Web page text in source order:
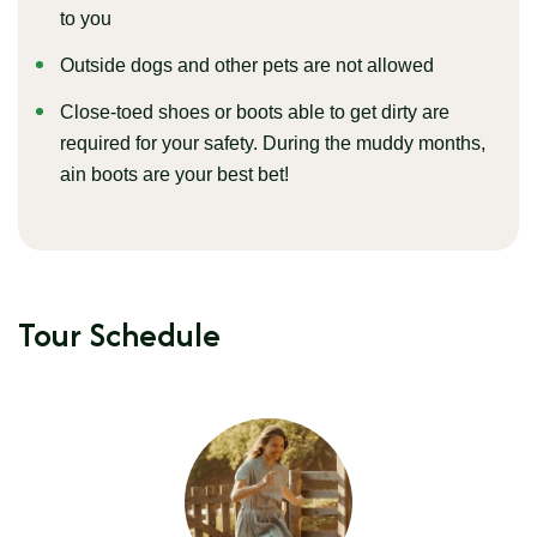
to you
Outside dogs and other pets are not allowed
Close-toed shoes or boots able to get dirty are
required for your safety. During the muddy months,
ain boots are your best bet!
Tour Schedule